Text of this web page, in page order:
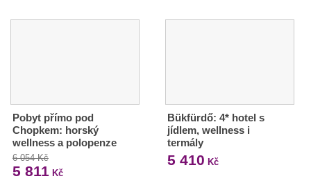
Pobyt přímo pod
Chopkem: horský
wellness a polopenze
6 054 Kč
5 811 Kč
Bükfürdő: 4* hotel s
jídlem, wellness i
termály
5 410 Kč